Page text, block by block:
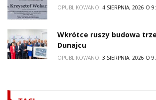
OPUBLIKOWANO: 4 SIERPNIA, 2026 O
Wkrótce ruszy budowa
Dunajcu
OPUBLIKOWANO: 3 SIERPNIA, 2026 O